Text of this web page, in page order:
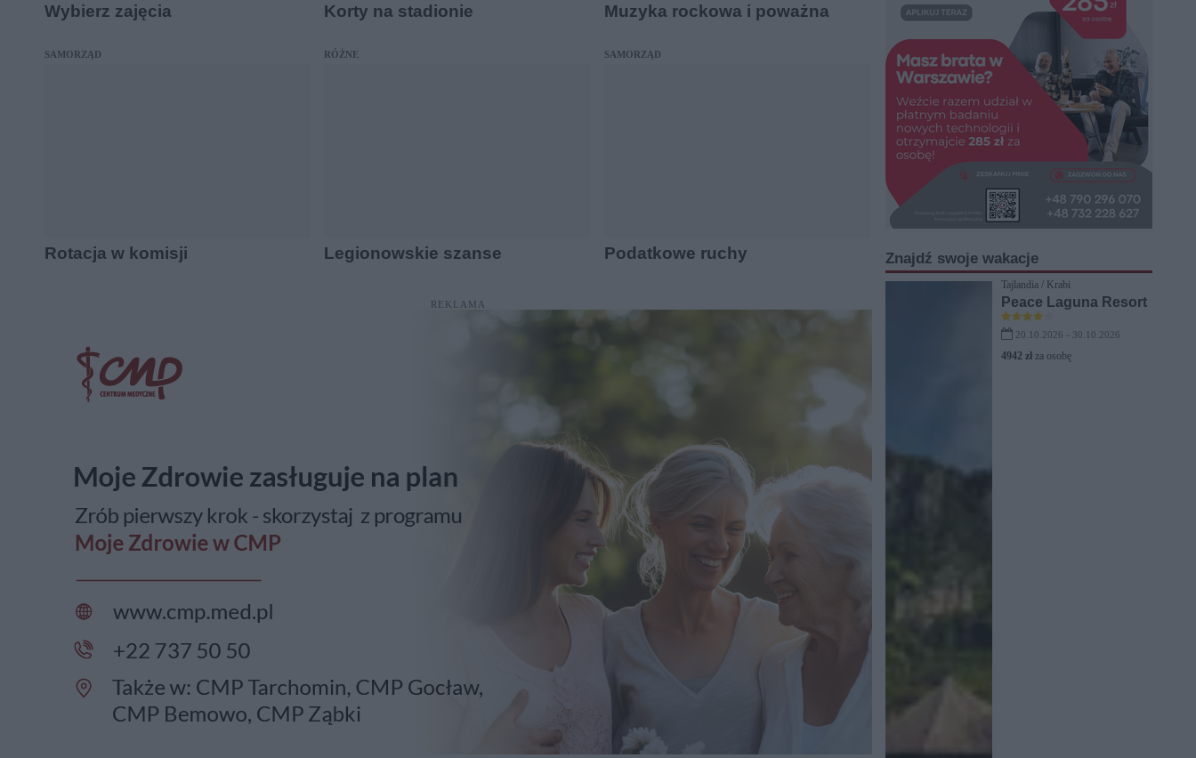
Wybierz zajęcia Korty na stadionie Muzyka rockowa i poważna
SAMORZĄD
Rotacja w komisji
RÓŻNE
Legionowskie szanse
SAMORZĄD
Podatkowe ruchy
REKLAMA
Znajdź swoje wakacje
Tajlandia / Krabi
Peace Laguna Resort
20.10.2026 - 30.10.2026
4942 zł za osobę